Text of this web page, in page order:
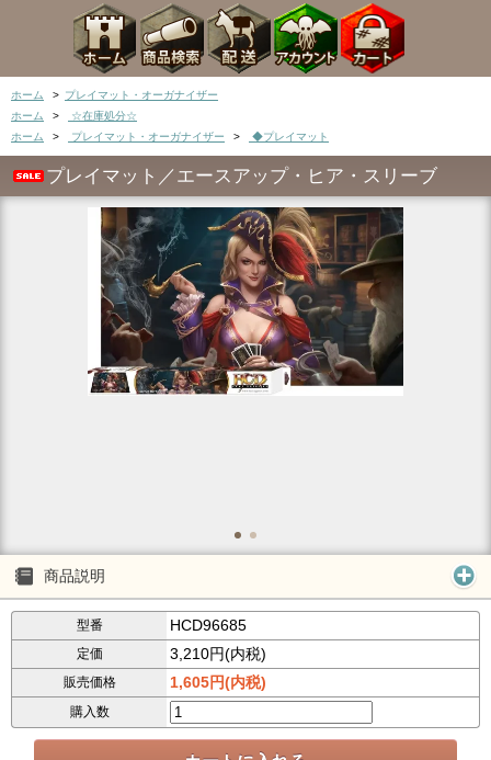
ホーム > プレイマット・オーガナイザー
ホーム
>
☆在庫処分☆
ホーム
> プレイマット・オーガナイザー > ◆プレイマット
プレイマット／エースアップ・ヒア・スリーブ
商品説明
型番 HCD96685
定価 3,210円(内税)
販売価格 1,605円(内税)
購入数